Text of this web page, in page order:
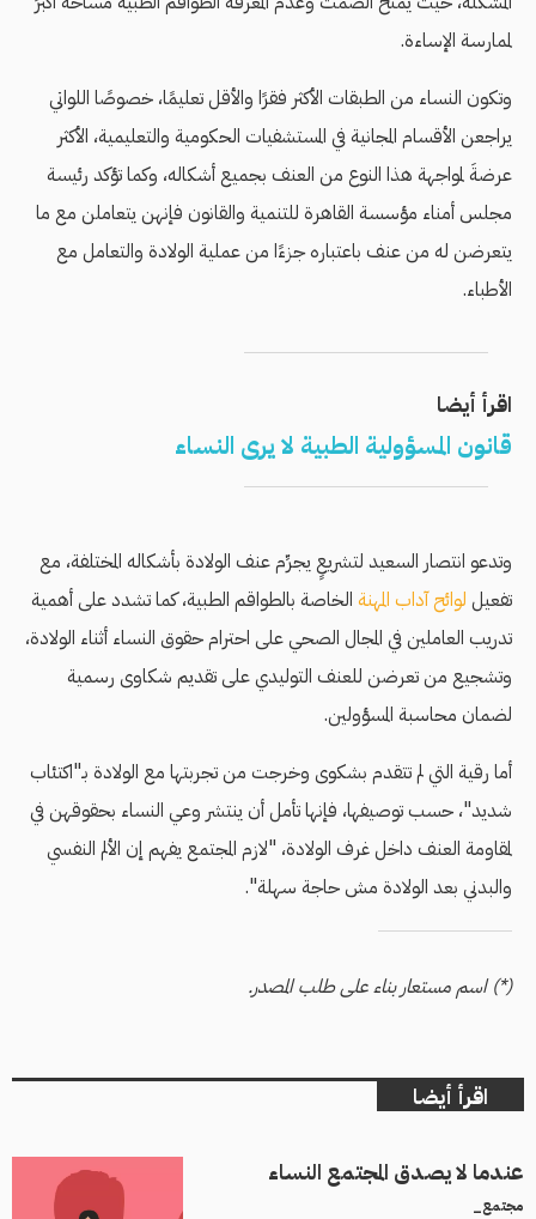
لممارسة الإساءة.
وتكون النساء من الطبقات الأكثر فقرًا والأقل تعليمًا، خصوصًا اللواتي
يراجعن الأقسام المجانية في المستشفيات الحكومية والتعليمية، الأكثر
عرضةَ لمواجهة هذا النوع من العنف بجميع أشكاله، وكما تؤكد رئيسة
مجلس أمناء مؤسسة القاهرة للتنمية والقانون فإنهن يتعاملن مع ما
يتعرضن له من عنف باعتباره جزءًا من عملية الولادة والتعامل مع
الأطباء.
اقرأ أيضا
قانون المسؤولية الطبية لا يرى النساء
وتدعو انتصار السعيد لتشريعٍ يجرِّم عنف الولادة بأشكاله المختلفة، مع
تفعيل لوائح آداب المهنة الخاصة بالطواقم الطبية، كما تشدد على أهمية
تدريب العاملين في المجال الصحي على احترام حقوق النساء أثناء الولادة،
وتشجيع من تعرضن للعنف التوليدي على تقديم شكاوى رسمية
لضمان محاسبة المسؤولين.
أما رقية التي لم تتقدم بشكوى وخرجت من تجربتها مع الولادة بـ"اكتئاب
شديد"، حسب توصيفها، فإنها تأمل أن ينتشر وعي النساء بحقوقهن في
لمقاومة العنف داخل غرف الولادة، "لازم المجتمع يفهم إن الألم النفسي
والبدني بعد الولادة مش حاجة سهلة".
(*) اسم مستعار بناء على طلب المصدر.
اقرأ أيضا
عندما لا يصدق المجتمع النساء
مجتمع_